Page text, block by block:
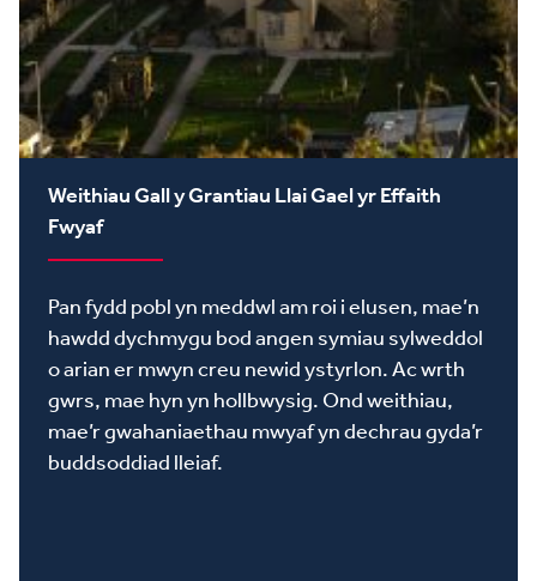
Weithiau Gall y Grantiau Llai Gael yr Effaith
Fwyaf
Pan fydd pobl yn meddwl am roi i elusen, mae’n
hawdd dychmygu bod angen symiau sylweddol
o arian er mwyn creu newid ystyrlon. Ac wrth
gwrs, mae hyn yn hollbwysig. Ond weithiau,
mae’r gwahaniaethau mwyaf yn dechrau gyda’r
buddsoddiad lleiaf.